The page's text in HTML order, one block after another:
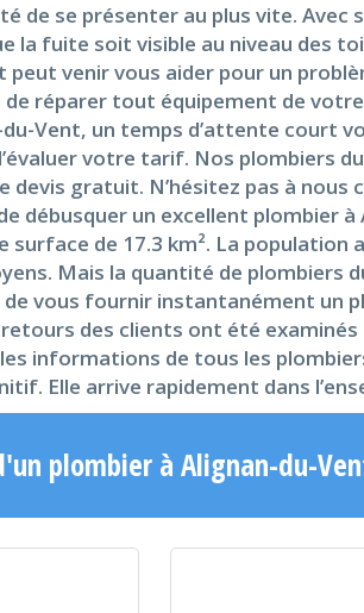
de se présenter au plus vite.
fuite soit visible au niveau des
venir vous aider pour un
de réparer tout équipement de
Vent, un temps d’attente court
votre tarif. Nos plombiers
devis gratuit. N’hésitez pas à
un excellent plombier
de 17.3 km². La
Mais la quantité de plombiers
vous fournir instantanément un
des clients ont été
informations de tous les
Elle arrive rapidement dans
plombier à Alignan-du-